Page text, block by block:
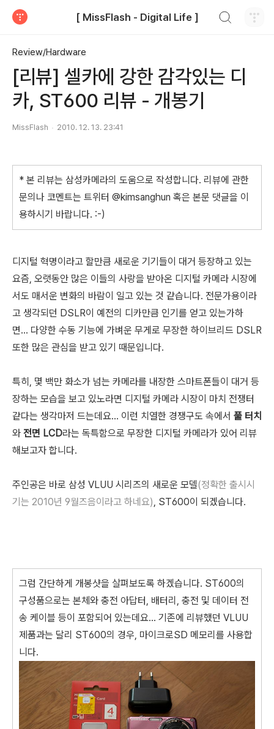
[ MissFlash - Digital Life ]
Review/Hardware
[리뷰] 셀카에 강한 감각있는 디
카, ST600 리뷰 - 개봉기
MissFlash 2010. 12. 13. 23:41
* 본 리뷰는 삼성카메라의 도움으로 작성합니다. 리뷰에 관한
문의나 코멘트는 트위터 @kimsanghun 혹은 본문 댓글을 이
용하시기 바랍니다. :-)
디지털 혁명이라고 할만큼 새로운 기기들이 대거 등장하고 있는
요즘, 오랫동안 많은 이들의 사랑을 받아온 디지털 카메라 시장에
서도 매서운 변화의 바람이 일고 있는 것 같습니다. 전문가용이라
고 생각되던 DSLR이 예전의 디카만큼 인기를 얻고 있는가하
면... 다양한 수동 기능에 가벼운 무게로 무장한 하이브리드 DSLR
또한 많은 관심을 받고 있기 때문입니다.
특히, 몇 백만 화소가 넘는 카메라를 내장한 스마트폰들이 대거 등
장하는 모습을 보고 있노라면 디지털 카메라 시장이 마치 전쟁터
같다는 생각마저 드는데요... 이런 치열한 경쟁구도 속에서 풀 터치
와 전면 LCD라는 독특함으로 무장한 디지털 카메라가 있어 리뷰
해보고자 합니다.
주인공은 바로 삼성 VLUU 시리즈의 새로운 모델(정확한 출시시
기는 2010년 9월즈음이라고 하네요), ST600이 되겠습니다.
그럼 간단하게 개봉샷을 살펴보도록 하겠습니다. ST600의
구성품으로는 본체와 충전 아답터, 배터리, 충전 및 데이터 전
송 케이블 등이 포함되어 있는데요... 기존에 리뷰했던 VLUU
제품과는 달리 ST600의 경우, 마이크로SD 메모리를 사용합
니다.